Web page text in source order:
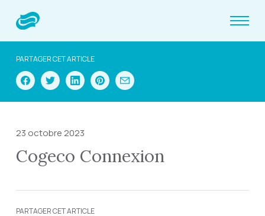
PARTAGER CET ARTICLE
23 octobre 2023
Cogeco Connexion
PARTAGER CET ARTICLE